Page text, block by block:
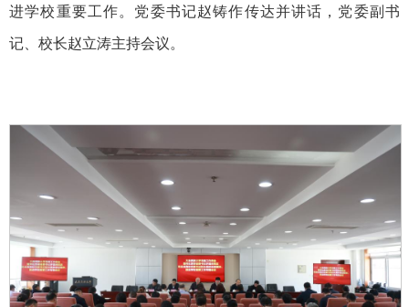
进学校重要工作。党委书记赵铸作传达并讲话，党委副书
记、校长赵立涛主持会议。